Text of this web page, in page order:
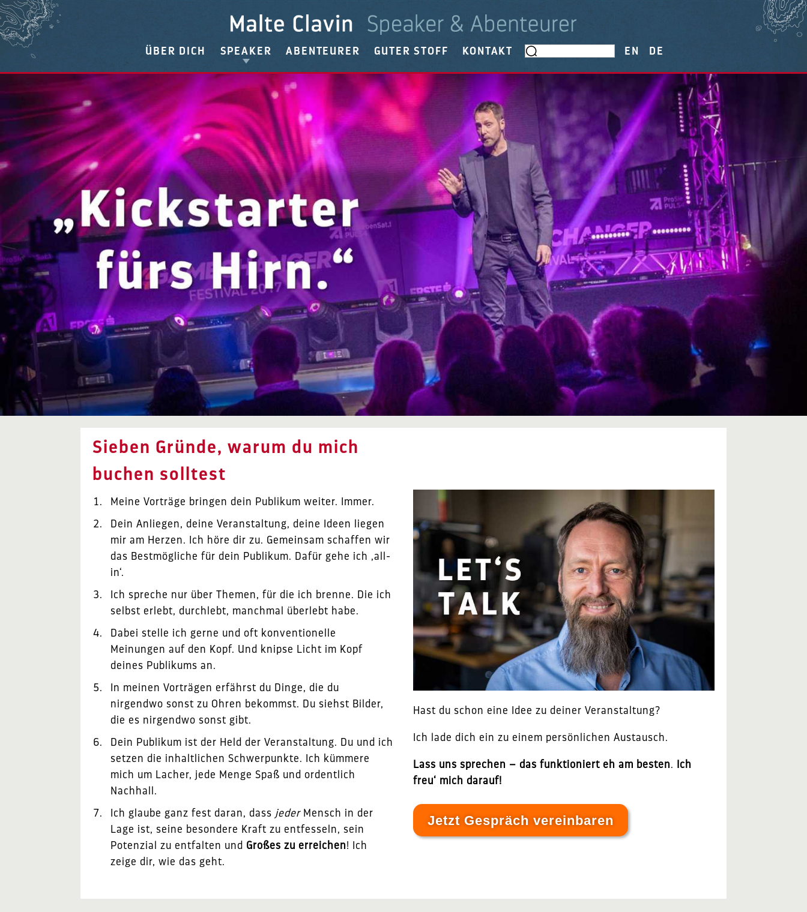
ÜBER DICH SPEAKER ABENTEURER GUTER STOFF KONTAKT EN DE
Sieben Gründe, warum du mich
buchen solltest
Meine Vorträge bringen dein Publikum weiter. Immer.
Dein Anliegen, deine Veranstaltung, deine Ideen liegen
mir am Herzen. Ich höre dir zu. Gemeinsam schaffen wir
das Bestmögliche für dein Publikum. Dafür gehe ich ‚all-
in‘.
Ich spreche nur über Themen, für die ich brenne. Die ich
selbst erlebt, durchlebt, manchmal überlebt habe.
Dabei stelle ich gerne und oft konventionelle
Meinungen auf den Kopf. Und knipse Licht im Kopf
deines Publikums an.
In meinen Vorträgen erfährst du Dinge, die du
nirgendwo sonst zu Ohren bekommst. Du siehst Bilder,
die es nirgendwo sonst gibt.
Dein Publikum ist der Held der Veranstaltung. Du und ich
setzen die inhaltlichen Schwerpunkte. Ich kümmere
mich um Lacher, jede Menge Spaß und ordentlich
Nachhall.
Ich glaube ganz fest daran, dass jederMensch in der
Lage ist, seine besondere Kraft zu entfesseln, sein
Potenzial zu entfalten und Großes zu erreichen! Ich
zeige dir, wie das geht.
Hast du schon eine Idee zu deiner Veranstaltung?
Ich lade dich ein zu einem persönlichen Austausch.
Lass uns sprechen – das funktioniert eh am besten.
Ich
freu‘ mich darauf!
Jetzt Gespräch vereinbaren